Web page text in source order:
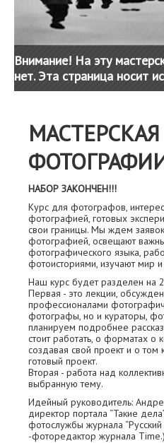
Внимание! На эту
нет. Эта страница носит
МАСТЕРСКАЯ
НАБОР ЗАКОНЧЕН!!!
Курс для фотографов,
фотографией, готовых
свои границы. Мы ждем
фотографией, освещают
фотографического языка,
фотоисториями, изучают мир
Наш курс будет разделен на 2
Первая - это лекции,
профессионалами
фотографы, но и кураторы,
планируем подробнее
стоит работать, о форматах о
создавая свой проект и о том
готовый проект.
Вторая - работа над
выбранную тему.
Идейный руководитель:
директор портала “Такие
фотослужбы журнала
-фоторедактор журнала Time.)